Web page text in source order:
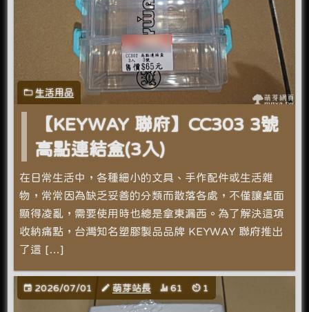
生活用品
【KEYWAY 聯府】CC303 3號
高點連結盒(3入)
在日常生活中，各種細小的文具、手作配件或生活雜
物，常常因為缺乏妥善的分類而散落各處，不僅讓桌面
顯得凌亂，需要使用時也總是拿東漏西。為了解決這項
收納痛點，台灣知名塑膠製品品牌 KEYWAY 聯府推出
了這 […]
2026/07/01 萌芽站長 61 1